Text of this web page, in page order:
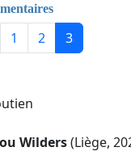
1 2 3
Wilders(Liège,